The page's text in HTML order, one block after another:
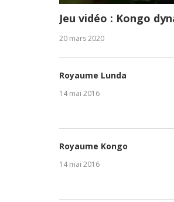
Jeu vidéo : Kongo
20 mars 2020
Royaume Lunda
14 mai 2016
Royaume Kongo
14 mai 2016